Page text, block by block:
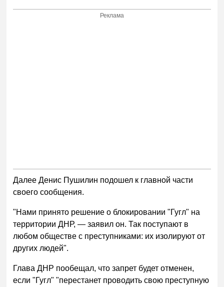
Реклама
Далее Денис Пушилин подошел к главной части
своего сообщения.
"Нами принято решение о блокировании "Гугл" на
территории ДНР, — заявил он. Так поступают в
любом обществе с преступниками: их изолируют от
других людей".
Глава ДНР пообещал, что запрет будет отменен,
если "Гугл" "перестанет проводить свою преступную